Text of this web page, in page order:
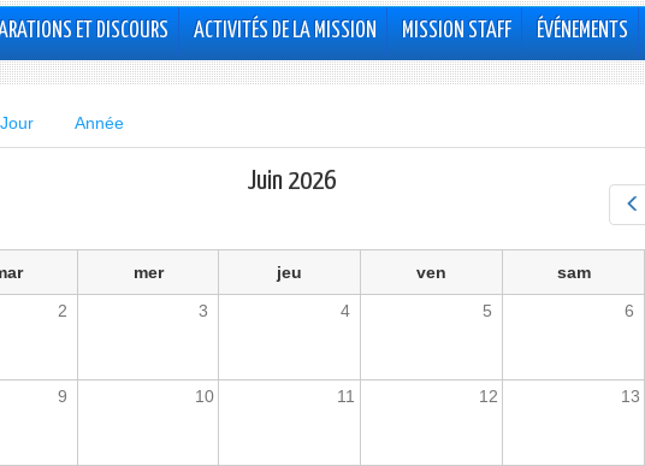
ET DISCOURS ACTIVITÉS DE LA MISSION MISSION STAFF ÉVÉNEMENTS
Jour Année
Juin 2026
mer jeu ven sam
2 3 4 5 6
9 10 11 12 13